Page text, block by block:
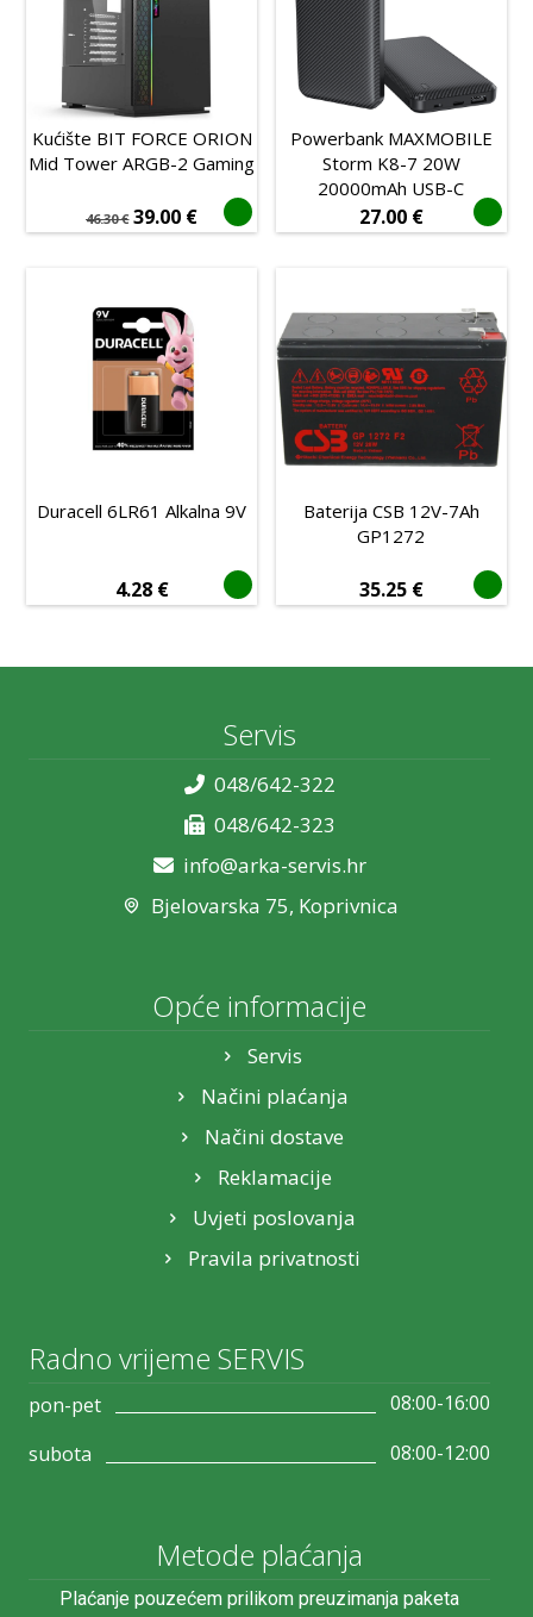
Kućište BIT FORCE ORION
Mid Tower ARGB-2 Gaming
46.30€ 39.00 €
Powerbank MAXMOBILE
Storm K8-7 20W
20000mAh USB-C
27.00 €
Duracell 6LR61 Alkalna 9V
4.28 €
Baterija CSB 12V-7Ah
GP1272
35.25 €
Servis
048/642-322
048/642-323
info@arka-servis.hr
Bjelovarska 75, Koprivnica
Opće informacije
Servis
Načini plaćanja
Načini dostave
Reklamacije
Uvjeti poslovanja
Pravila privatnosti
Radno vrijeme SERVIS
pon-pet
08:00-16:00
subota
08:00-12:00
Metode plaćanja
Plaćanje pouzećem prilikom preuzimanja paketa